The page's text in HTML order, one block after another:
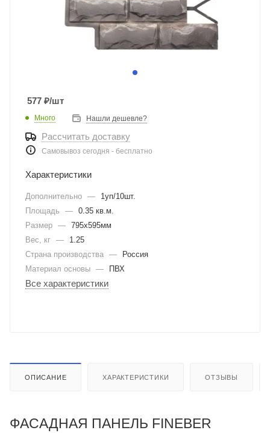
577 ₽/шт
Много Нашли дешевле?
Рассчитать доставку
Самовывоз сегодня - бесплатно
Характеристики
Дополнительно —
1уп/10шт.
Площадь
— 0.35 кв.м.
Размер — 795х595мм
Вес, кг —
1.25
Страна производства —
Россия
Материал основы — ПВХ
Все характеристики
ОПИСАНИЕ ХАРАКТЕРИСТИКИ ОТЗЫВЫ
ФАСАДНАЯ ПАНЕЛЬ FINEBER